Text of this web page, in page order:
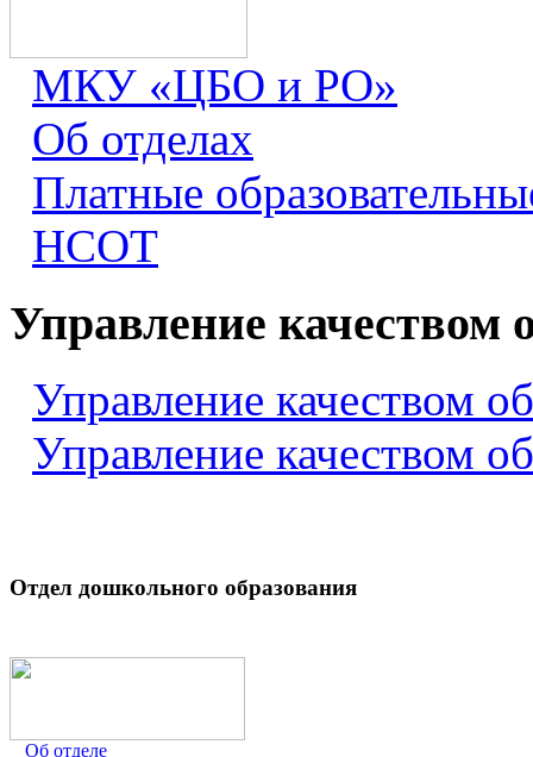
МКУ «ЦБО и РО»
Об отделах
Платные
НСОТ
Управление качеством
Управление качеством
Управление качеством
Отдел дошкольного образования
Об отделе